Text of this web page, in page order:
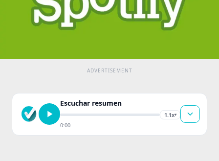
Escuchar resumen
1.1x▾
0:00